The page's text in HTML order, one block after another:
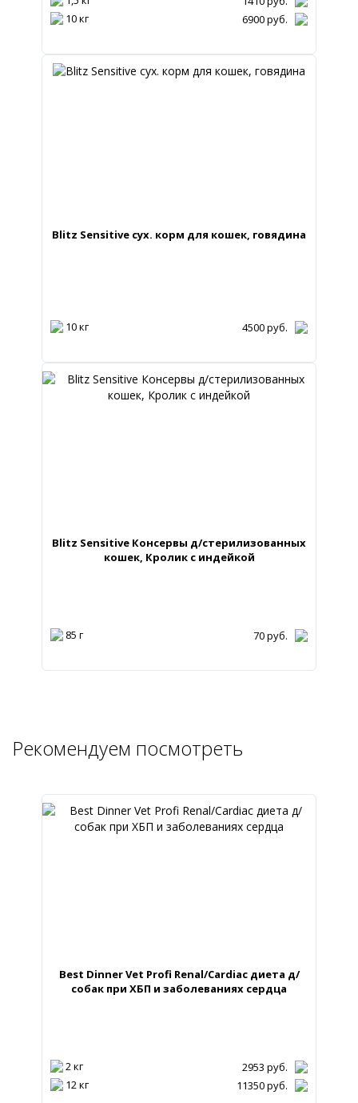
10 кг
6900руб.
Blitz Sensitive сух. корм для кошек, говядина
10 кг 4500руб.
Blitz Sensitive Консервы д/стерилизованных
кошек, Кролик с индейкой
85 г 70руб.
Рекомендуем посмотреть
Best Dinner Vet Profi Renal/Cardiac диета д/
собак при ХБП и заболеваниях сердца
2 кг 2953 руб.
12 кг
11350руб.